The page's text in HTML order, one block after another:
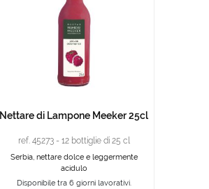
Nettare di Lampone Meeker 25cl
ref. 45273 - 12 bottiglie di 25 cl
Serbia, nettare dolce e leggermente
acidulo
Disponibile tra 6 giorni lavorativi.